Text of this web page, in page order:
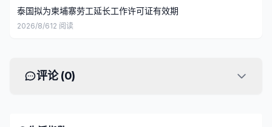
泰国拟为柬埔寨劳工延长工作许可证有效期
2026/8/612 阅读
评论 (0)